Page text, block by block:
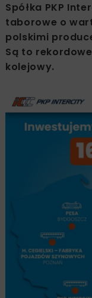
Spółka PKP
taborowe o
polskimi
Są to
kolejowy.